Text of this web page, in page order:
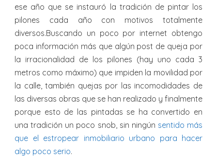
ese año que se instauró la tradición de pintar los
pilones cada año con motivos totalmente
diversos.Buscando un poco por internet obtengo
poca información más que algún post de queja por
la irracionalidad de los pilones (hay uno cada 3
metros como máximo) que impiden la movilidad por
la calle, también quejas por las incomodidades de
las diversas obras que se han realizado y finalmente
porque esto de las pintadas se ha convertido en
una tradición un poco snob, sin ningún sentido más
que el estropear inmobiliario urbano para hacer
algo poco serio.